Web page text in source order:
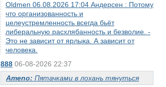
Oldmen 06.08.2026 17:04 Андерсен : Потому
что организованность и
целеустремленность всегда бьёт
либеральную расхлябанность и безволие. -
Это не зависит от ярлыка. А зависит от
человека.
888 06-08-2026 22:37
Ameno: Пятачками в лохань тянуться